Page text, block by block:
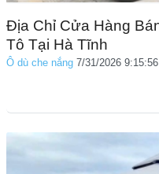
Địa Chỉ Cửa Hàng
Tô Tại Hà Tĩnh
Ô dù che nắng 7/31/2026